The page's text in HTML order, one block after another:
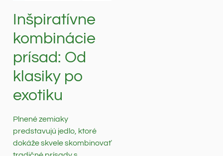
Inšpiratívne
kombinácie
prísad: Od
klasiky po
exotiku
Plnené zemiaky
predstavujú jedlo, ktoré
dokáže skvele skombinovať